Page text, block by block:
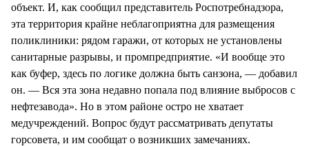
объект. И, как сообщил представитель Роспотребнадзора,
эта территория крайне неблагоприятна для размещения
поликлиники: рядом гаражи, от которых не установлены
санитарные разрывы, и промпредприятие. «И вообще это
как буфер, здесь по логике должна быть санзона, — добавил
он. — Вся эта зона недавно попала под влияние выбросов с
нефтезавода». Но в этом районе остро не хватает
медучреждений. Вопрос будут рассматривать депутаты
горсовета, и им сообщат о возникших замечаниях.